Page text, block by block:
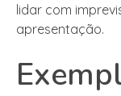
lidar com
apresentação.